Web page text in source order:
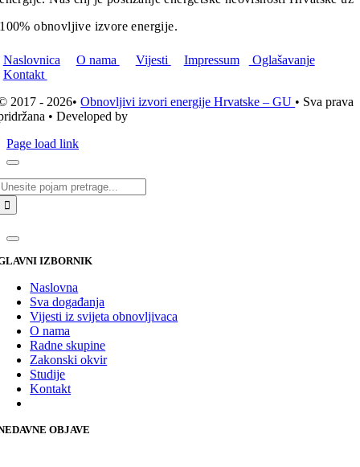
100% obnovljive izvore energije.
Naslovnica O nama Vijesti Impressum
Oglašavanje
Kontakt
2017 - 2026•Obnovljivi izvori energije Hrvatske – GU • Sva prava
• Developed by
Page load link
IZBORNIK
Naslovna
Sva događanja
Vijesti iz svijeta obnovljivaca
O nama
Radne skupine
Zakonski okvir
Studije
Kontakt
OBJAVE